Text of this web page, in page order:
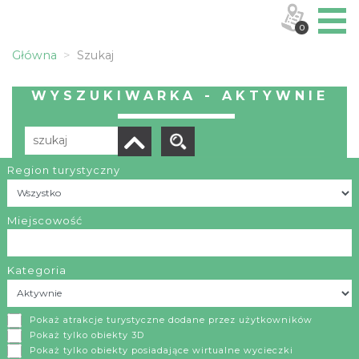
Główna Szukaj
WYSZUKIWARKA - AKTYWNIE
Region turystyczny
Miejscowość
Kategoria
Pokaż atrakcje turystyczne dodane przez użytkowników
Pokaż tylko obiekty 3D
Pokaż tylko obiekty posiadające wirtualne wycieczki
Liczba elementów:
Pustynia Siedlecka
Mianem Pustyni Siedleckiej określa się jeden z
piaszczystych obszarów na Wyżynie Krakowsko-
0